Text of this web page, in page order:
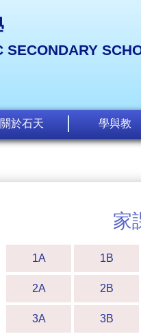
SECONDARY
關於石天 學與教
家
1A 1B
2A 2B
3A 3B